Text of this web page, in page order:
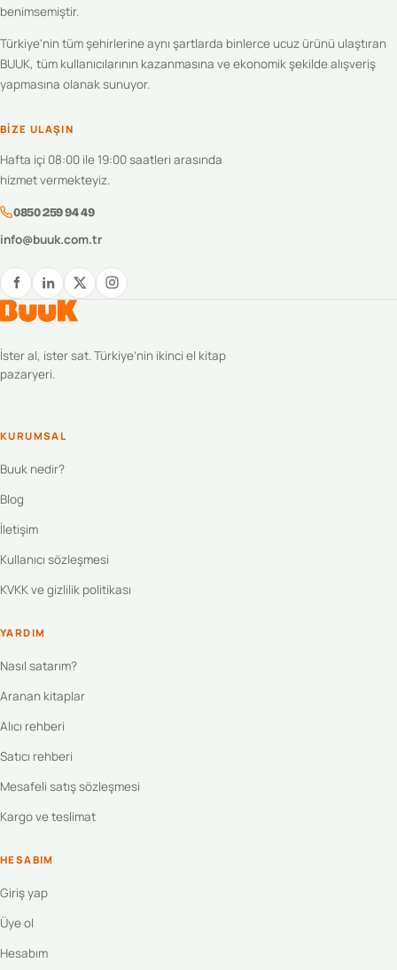
benimsemiştir.
Türkiye'nin tüm şehirlerine aynı şartlarda binlerce ucuz ürünü ulaştıran
BUUK, tüm kullanıcılarının kazanmasına ve ekonomik şekilde alışveriş
yapmasına olanak sunuyor.
BIZE ULAŞIN
Hafta içi 08:00 ile 19:00 saatleri arasında
hizmet vermekteyiz.
0850 259 94 49
info@buuk.com.tr
İster al, ister sat. Türkiye’nin ikinci el kitap
pazaryeri.
KURUMSAL
Buuk nedir?
Blog
İletişim
Kullanıcı sözleşmesi
KVKK ve gizlilik politikası
YARDIM
Nasıl satarım?
Aranan kitaplar
Alıcı rehberi
Satıcı rehberi
Mesafeli satış sözleşmesi
Kargo ve teslimat
HESABIM
Giriş yap
Üye ol
Hesabım